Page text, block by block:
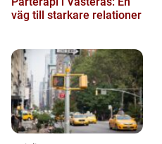
väg till starkare relationer